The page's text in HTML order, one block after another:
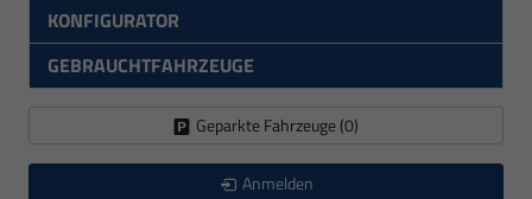
KONFIGURATOR
GEBRAUCHTFAHRZEUGE
Geparkte Fahrzeuge (0)
Anmelden